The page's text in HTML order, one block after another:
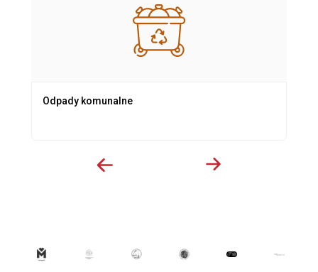
Odpady komunalne